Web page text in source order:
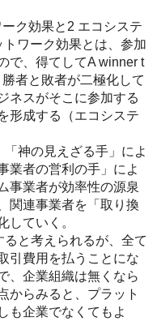
ク効果と2 エコシステ
ワーク効果とは、参加
で、得てしてA winner t
者と敗者が二極化して
ネスがそこに参加する
形成する（エコシステ
神の見えざる手」によ
業者の営利の手」によ
事業者が効率性の源泉
関連事業者を「取り換
していく。
と考えられるが、全て
引費用を払うことにな
、企業組織は無くなら
からみると、プラット
も企業でなくてもよ